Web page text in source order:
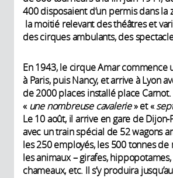
400 disposaient d’un permis dans la
la moitié relevant des théâtres et
des cirques ambulants, des
En 1943, le cirque Amar commence
à Paris, puis Nancy, et arrive à Lyon
de 2000 places installé place
« une nombreuse cavalerie» et «
Le 10 août, il arrive en gare de
avec un train spécial de 52 wagons
les 250 employés, les 500 tonnes
les animaux – girafes,
chameaux, etc. Il s’y produira